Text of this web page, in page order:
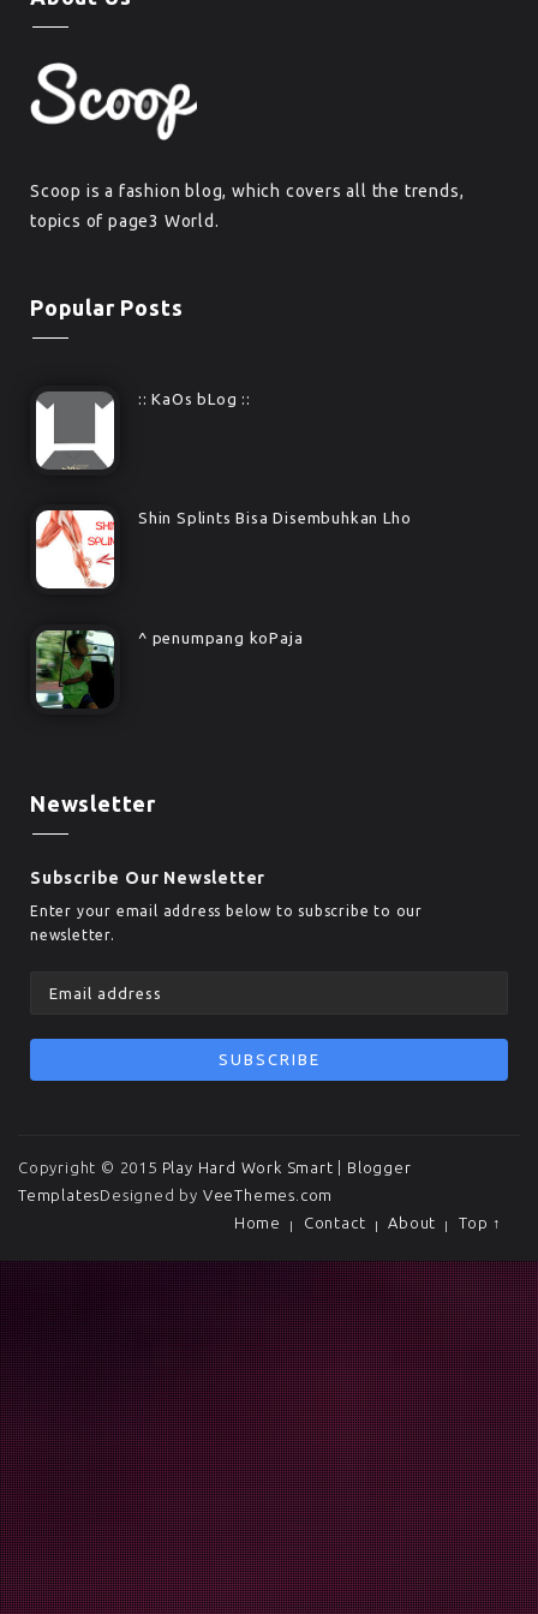
Scoop is a fashion blog, which covers all the trends,
topics of page3 World.
Popular Posts
:: KaOs bLog ::
Shin Splints Bisa Disembuhkan Lho
^ penumpang koPaja
Newsletter
Subscribe Our Newsletter
Enter your email address below to subscribe to our
newsletter.
Copyright © 2015 Play Hard Work Smart
Blogger
TemplatesDesigned by VeeThemes.com
Home
Contact About Top ↑